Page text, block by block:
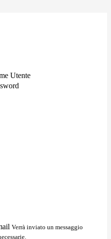
Utente
Verrà inviato un messaggio